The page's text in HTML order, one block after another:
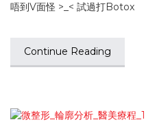
唔到V面怪 >_< 試過打Botox
Continue Reading